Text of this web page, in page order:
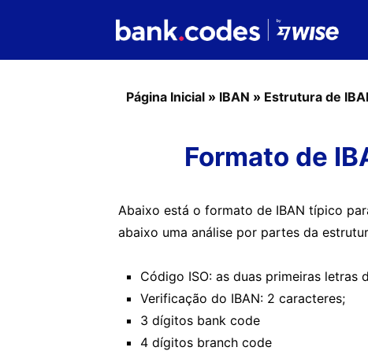
Página Inicial » IBAN » Estrutura de
Formato de
Abaixo está o formato de IBAN típico
abaixo uma análise por partes da
Código ISO: as duas primeiras letras
Verificação do IBAN: 2 caracteres;
3 dígitos bank code
4 dígitos branch code